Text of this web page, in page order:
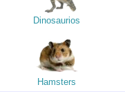
Dinosaurios
Hamsters